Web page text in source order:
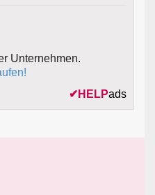
Unternehmen.
✔ HELPads